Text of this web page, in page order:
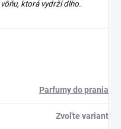
ktorá vydrží dlho.
Parfumy do prania
Zvoľte variant